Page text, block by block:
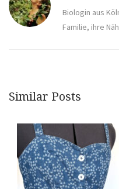
Biologin aus
Familie, ihre
Similar Posts